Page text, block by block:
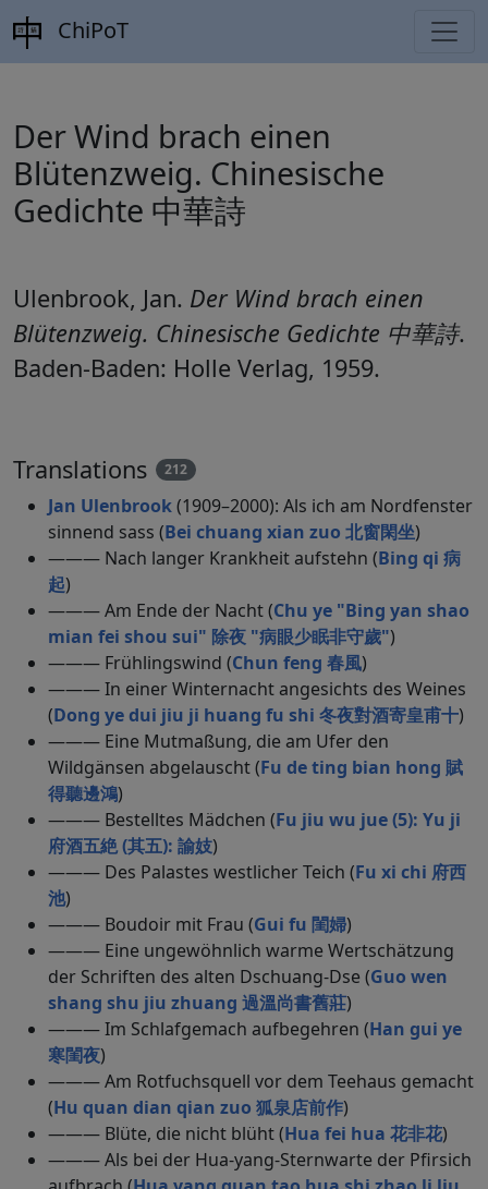
ChiPoT
Der Wind brach einen
Blütenzweig. Chinesische
Gedichte 中華詩
Ulenbrook, Jan. Der Wind brach einen
Blütenzweig. Chinesische Gedichte 中華詩.
Baden-Baden: Holle Verlag, 1959.
Translations 212
Jan Ulenbrook(1909–2000): Als ich am Nordfenster
sinnend sass (Bei chuang xian zuo 北窗閑坐)
——— Nach langer Krankheit aufstehn (Bing qi 病
起)
——— Am Ende der Nacht (Chu ye "Bing yan shao
mian fei shou sui" 除夜 "病眼少眠非守歲")
——— Frühlingswind (Chun feng 春風)
——— In einer Winternacht angesichts des Weines
(Dong ye dui jiu ji huang fu shi 冬夜對酒寄皇甫十)
——— Eine Mutmaßung, die am Ufer den
Wildgänsen abgelauscht (Fu de ting bian hong 賦
得聽邊鴻)
——— Bestelltes Mädchen (Fu jiu wu jue (5): Yu ji
府酒五絶 (其五): 諭妓)
——— Des Palastes westlicher Teich (Fu xi chi 府西
池)
——— Boudoir mit Frau (Gui fu 閨婦)
——— Eine ungewöhnlich warme Wertschätzung
der Schriften des alten Dschuang-Dse (Guo wen
shang shu jiu zhuang 過溫尚書舊莊)
——— Im Schlafgemach aufbegehren (Han gui ye
寒閨夜)
——— Am Rotfuchsquell vor dem Teehaus gemacht
(Hu quan dian qian zuo 狐泉店前作)
——— Blüte, die nicht blüht (Hua fei hua 花非花)
——— Als bei der Hua-yang-Sternwarte der Pfirsich